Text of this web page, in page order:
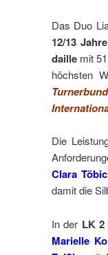
Das Duo
12/13 Jahre
daille mit
höchsten
Die
Clara
damit die
In der LK 2
Marielle